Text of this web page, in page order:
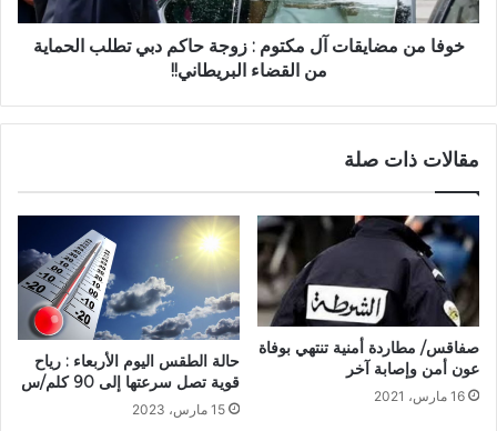
خوفا من مضايقات آل مكتوم : زوجة حاكم دبي تطلب الحماية
من القضاء البريطاني!!
مقالات ذات صلة
صفاقس/ مطاردة أمنية تنتهي بوفاة
عون أمن وإصابة آخر
16 مارس، 2021
حالة الطقس اليوم الأربعاء : رياح
قوية تصل سرعتها إلى 90 كلم/س
15 مارس، 2023